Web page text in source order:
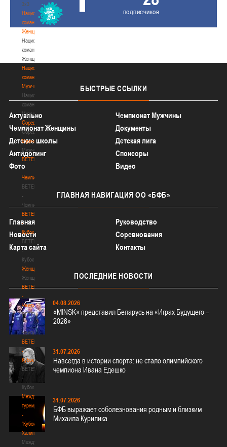
3х3
Национальная
команда.
Женщины
Национальная
команда.
Женщины
Национальная
команда.
Мужчины
Национальная
команда.
Мужчины
Соревнования
Соревнования
Мужчины
Мужчины
BETERA
-
Чемпионат
BETERA
-
Чемпионат
BETERA
-
Кубок
BETERA
-
Кубок
Женщины
Женщины
BETERA
-
Чемпионат
BETERA
-
Чемпионат
BETERA
-
Кубок
BETERA
-
Кубок
Международный
турнир
-
"Кубок
Халипского"
Международный
подписчиков
БЫСТРЫЕ ССЫЛКИ
Актуально
Чемпионат Мужчины
Чемпионат Женщины
Документы
Детские школы
Детская лига
Антидопинг
Спонсоры
Фото
Видео
ГЛАВНАЯ НАВИГАЦИЯ ОО «БФБ»
Главная
Руководство
Новости
Соревнования
Карта сайта
Контакты
ПОСЛЕДНИЕ НОВОСТИ
04.08.2026
«MINSK» представил Беларусь на «Играх Будущего –
2026»
31.07.2026
Навсегда в истории спорта: не стало олимпийского
чемпиона Ивана Едешко
31.07.2026
БФБ выражает соболезнования родным и близким
Михаила Курилика